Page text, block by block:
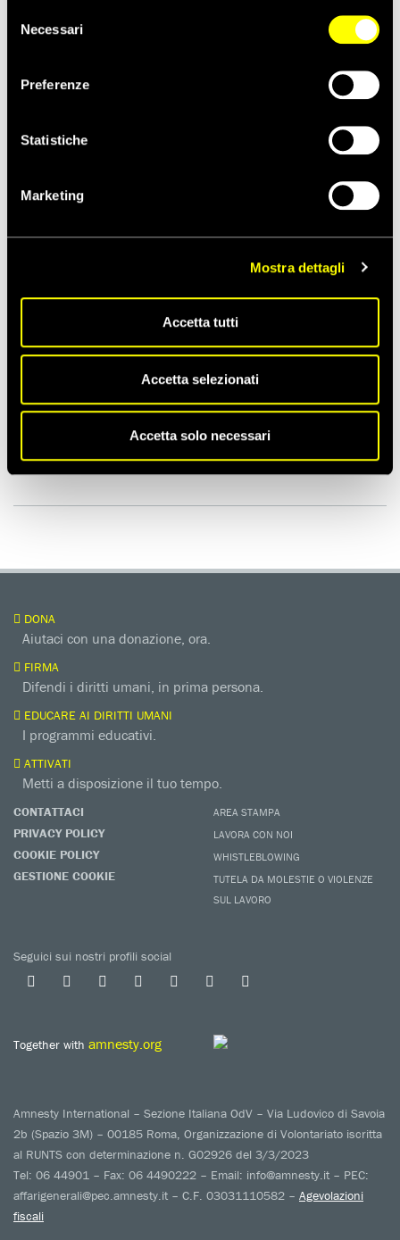
dei cookie attivi sul sito clicca
delNecessari
Preferenze
Statistiche
Marketing
Mostra dettagli
Accetta tutti
Accetta selezionati
Accetta solo necessari
Instagram
LinkedIn
Amnesty Italia
amnestyitalia
La newsletter “NO alla pena di morte!”
Rapporto sulla pena di morte nel 2013
DONA
Aiutaci con una donazione, ora.
FIRMA
Difendi i diritti umani, in prima persona.
EDUCARE AI DIRITTI UMANI
I programmi educativi.
ATTIVATI
Metti a disposizione il tuo tempo.
CONTATTACI
PRIVACY POLICY
COOKIE POLICY
GESTIONE COOKIE
AREA STAMPA
LAVORA CON NOI
WHISTLEBLOWING
TUTELA DA MOLESTIE O VIOLENZE
SUL LAVORO
Seguici sui nostri profili social
Together with amnesty.org
Amnesty International – Sezione Italiana OdV – Via Ludovico di Savoia
2b (Spazio 3M) – 00185 Roma, Organizzazione di Volontariato iscritta
al RUNTS con determinazione n. G02926 del 3/3/2023
Tel: 06 44901 – Fax: 06 4490222 – Email: info@amnesty.it – PEC:
affarigenerali@pec.amnesty.it – C.F. 03031110582 – Agevolazioni
fiscali